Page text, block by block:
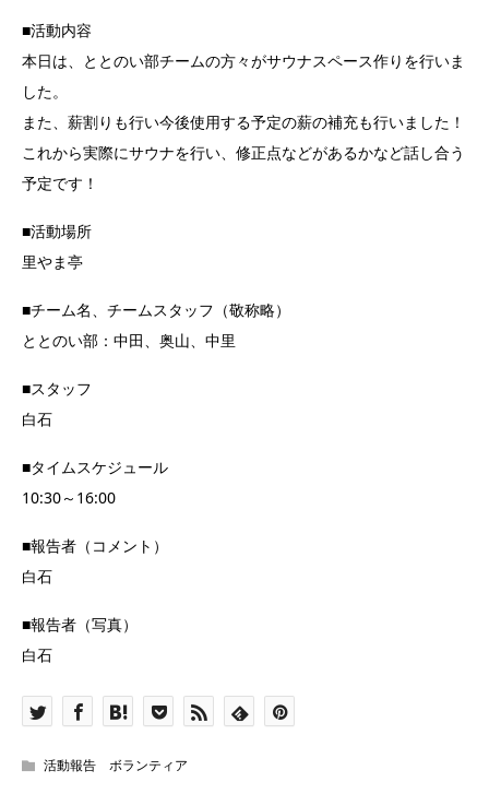
■活動内容
本日は、ととのい部チームの方々がサウナスペース作りを行いま
した。
また、薪割りも行い今後使用する予定の薪の補充も行いました！
これから実際にサウナを行い、修正点などがあるかなど話し合う
予定です！
■活動場所
里やま亭
■チーム名、チームスタッフ（敬称略）
ととのい部：中田、奥山、中里
■スタッフ
白石
■タイムスケジュール
10:30～16:00
■報告者（コメント）
白石
■報告者（写真）
白石
活動報告 ボランティア